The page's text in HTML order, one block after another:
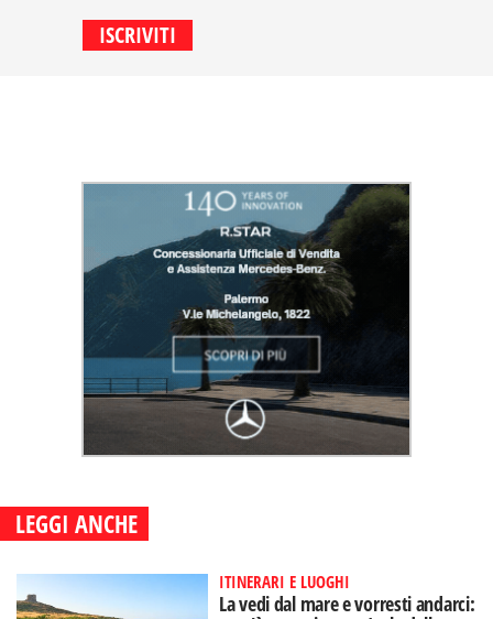
LEGGI ANCHE
ITINERARI E LUOGHI
La vedi dal mare e vorresti andarci: